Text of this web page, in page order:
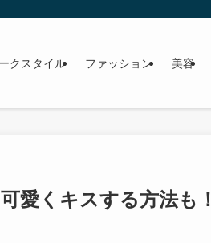
クスタイル ファッション 美容
愛くキスする方法も！